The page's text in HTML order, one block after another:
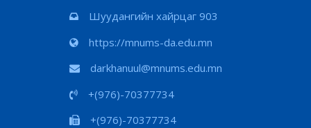
Шуудангийн хайрцаг 903
https://mnums-da.edu.mn
darkhanuul@mnums.edu.mn
+(976)-70377734
+(976)-70377734